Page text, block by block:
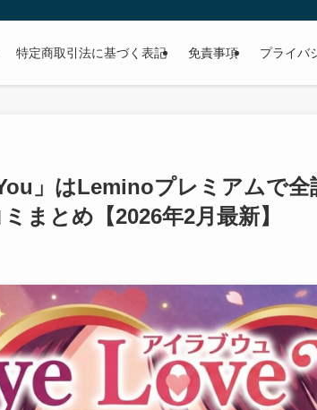
特定商取引法に基づく表記 免責事項 プライバ
」はLeminoプレミアムで
まとめ【2026年2月最新】